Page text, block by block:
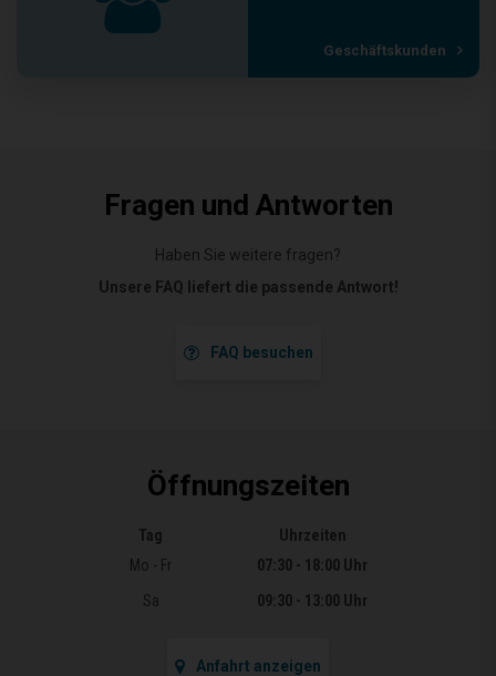
Geschäftskunden
Fragen und Antworten
Haben Sie weitere fragen?
Unsere FAQ liefert die passende Antwort!
FAQ besuchen
Öffnungszeiten
Öffnungszeiten
Tag
Uhrzeiten
Mo - Fr
07:30 - 18:00 Uhr
Sa
09:30 - 13:00 Uhr
Anfahrt anzeigen